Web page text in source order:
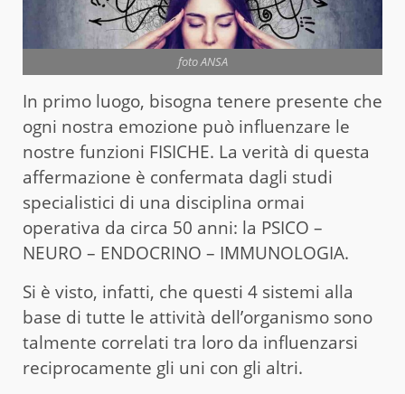
foto ANSA
In primo luogo, bisogna tenere presente che
ogni nostra emozione può influenzare le
nostre funzioni FISICHE. La verità di questa
affermazione è confermata dagli studi
specialistici di una disciplina ormai
operativa da circa 50 anni: la PSICO –
NEURO – ENDOCRINO – IMMUNOLOGIA.
Si è visto, infatti, che questi 4 sistemi alla
base di tutte le attività dell’organismo sono
talmente correlati tra loro da influenzarsi
reciprocamente gli uni con gli altri.